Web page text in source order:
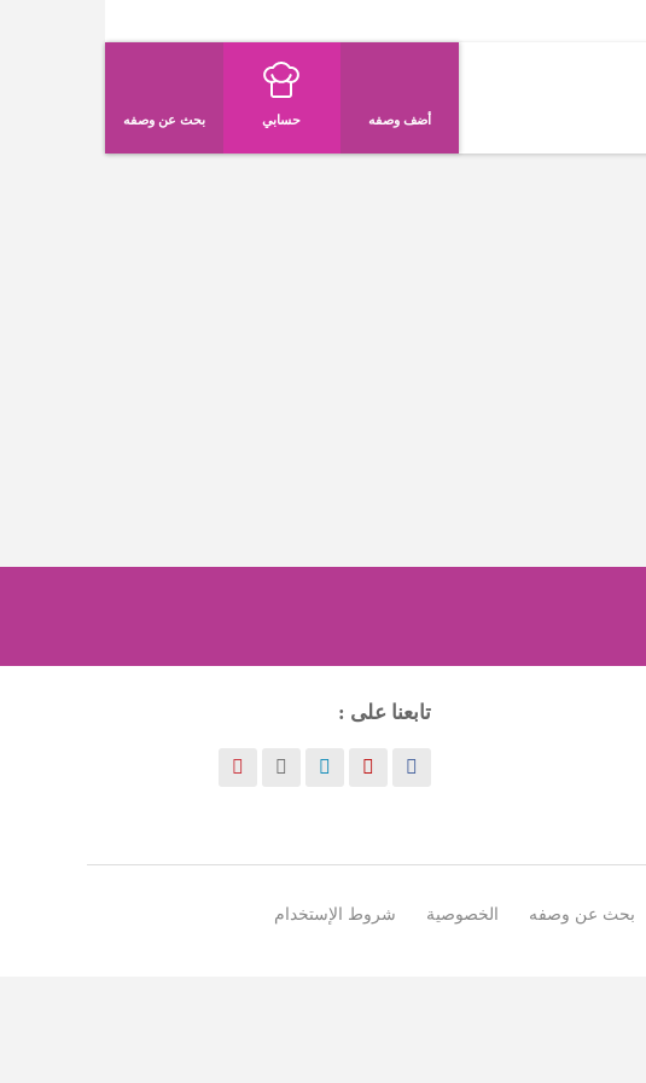
أضف وصفه حسابي بحث عن وصفه
تابعنا على :
بحث عن وصفه الخصوصية شروط الإستخدام